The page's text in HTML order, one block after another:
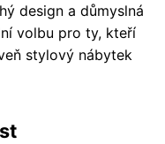
design a důmyslná
volbu pro ty, kteří
stylový nábytek